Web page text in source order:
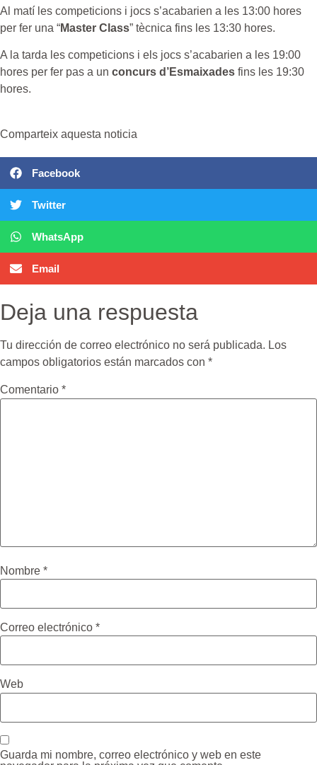
Al matí les competicions i jocs s’acabarien a les 13:00 hores
per fer una “Master Class” tècnica fins les 13:30 hores.
A la tarda les competicions i els jocs s’acabarien a les 19:00
hores per fer pas a un concurs d’Esmaixades fins les 19:30
hores.
Comparteix aquesta noticia
Facebook
Twitter
WhatsApp
Email
Deja una respuesta
Tu dirección de correo electrónico no será publicada. Los
campos obligatorios están marcados con *
Comentario *
Nombre *
Correo electrónico *
Web
Guarda mi nombre, correo electrónico y web en este